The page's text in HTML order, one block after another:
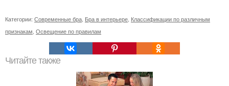
Категории: Современные бра Бра в интерьере Классификации по различным
признакам Освещение по правилам
Читайте также